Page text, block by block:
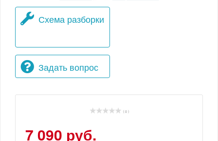
Схема разборки
Задать вопрос
( 0 )
7 090 руб.